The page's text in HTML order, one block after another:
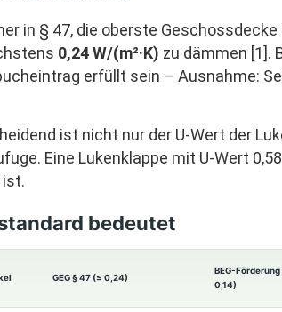
in § 47, die oberste
0,24 W/(m²·K) zu dämmen [1].
erfüllt sein – Ausnahme:
ist nicht nur der U-Wert der
Eine Lukenklappe mit U-Wert
ist.
bedeutet
GEG § 47 (≤ 0,24)
BEG-Förderung
0,14)